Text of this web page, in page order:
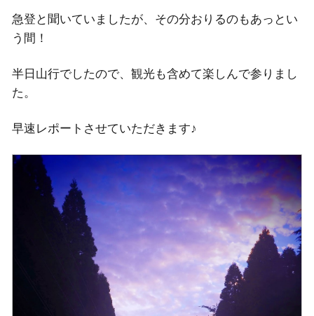
急登と聞いていましたが、その分おりるのもあっとい
う間！
半日山行でしたので、観光も含めて楽しんで参りまし
た。
早速レポートさせていただきます♪